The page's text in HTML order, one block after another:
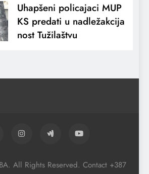
Uhapšeni policajaci MUP
KS predati u nadležakcija
nost Tužilaštvu
All Rights Reserved. Contact +387